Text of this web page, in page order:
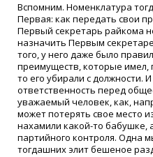
Вспомним. Номенклатура
Первая: как передать свои
Первый секретарь райкома
назначить Первым
того, у него даже было
преимуществ, которые имел,
то его убирали с должности.
ответственность перед
уважаемый человек, как,
может потерять свое место
нахамили какой-то бабушке,
партийного контроля. Одна
тогдашних элит бешеное